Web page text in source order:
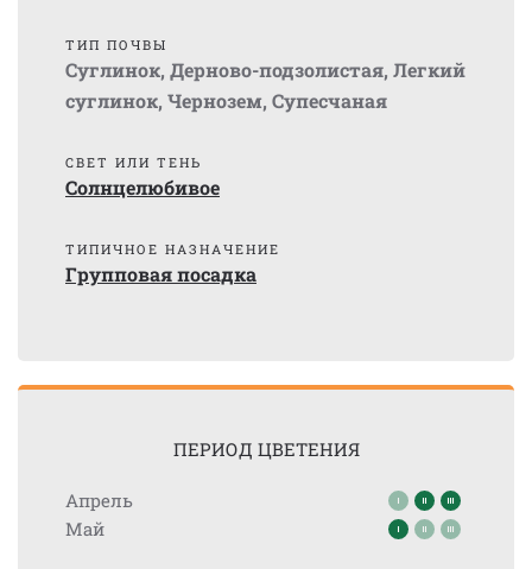
ТИП ПОЧВЫ
Суглинок, Дерново-подзолистая, Легкий
суглинок, Чернозем, Супесчаная
СВЕТ ИЛИ ТЕНЬ
Солнцелюбивое
ТИПИЧНОЕ НАЗНАЧЕНИЕ
Групповая посадка
ПЕРИОД ЦВЕТЕНИЯ
Апрель
Май